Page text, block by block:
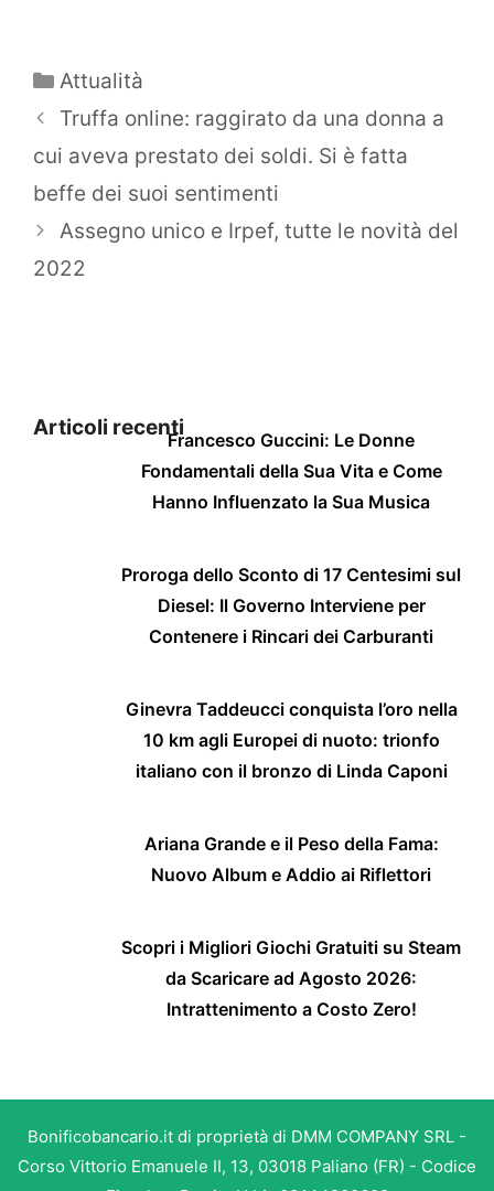
Categorie
Attualità
Truffa online: raggirato da una donna a
cui aveva prestato dei soldi. Si è fatta
beffe dei suoi sentimenti
Assegno unico e Irpef, tutte le novità del
2022
Articoli recentiFrancesco Guccini: Le Donne
Fondamentali della Sua Vita e Come
Hanno Influenzato la Sua Musica
Proroga dello Sconto di 17 Centesimi sul
Diesel: Il Governo Interviene per
Contenere i Rincari dei Carburanti
Ginevra Taddeucci conquista l’oro nella
10 km agli Europei di nuoto: trionfo
italiano con il bronzo di Linda Caponi
Ariana Grande e il Peso della Fama:
Nuovo Album e Addio ai Riflettori
Scopri i Migliori Giochi Gratuiti su Steam
da Scaricare ad Agosto 2026:
Intrattenimento a Costo Zero!
Bonificobancario.it di proprietà di DMM COMPANY SRL -
Corso Vittorio Emanuele II, 13, 03018 Paliano (FR) - Codice